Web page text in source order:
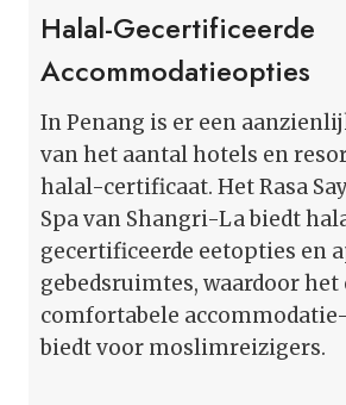
Halal-Gecertificeerde
Accommodatieopties
In Penang is er een
van het aantal hotels en
halal-certificaat. Het Rasa
Spa van Shangri-La biedt
gecertificeerde eetopties en
gebedsruimtes, waardoor het
comfortabele
biedt voor moslimreizigers.